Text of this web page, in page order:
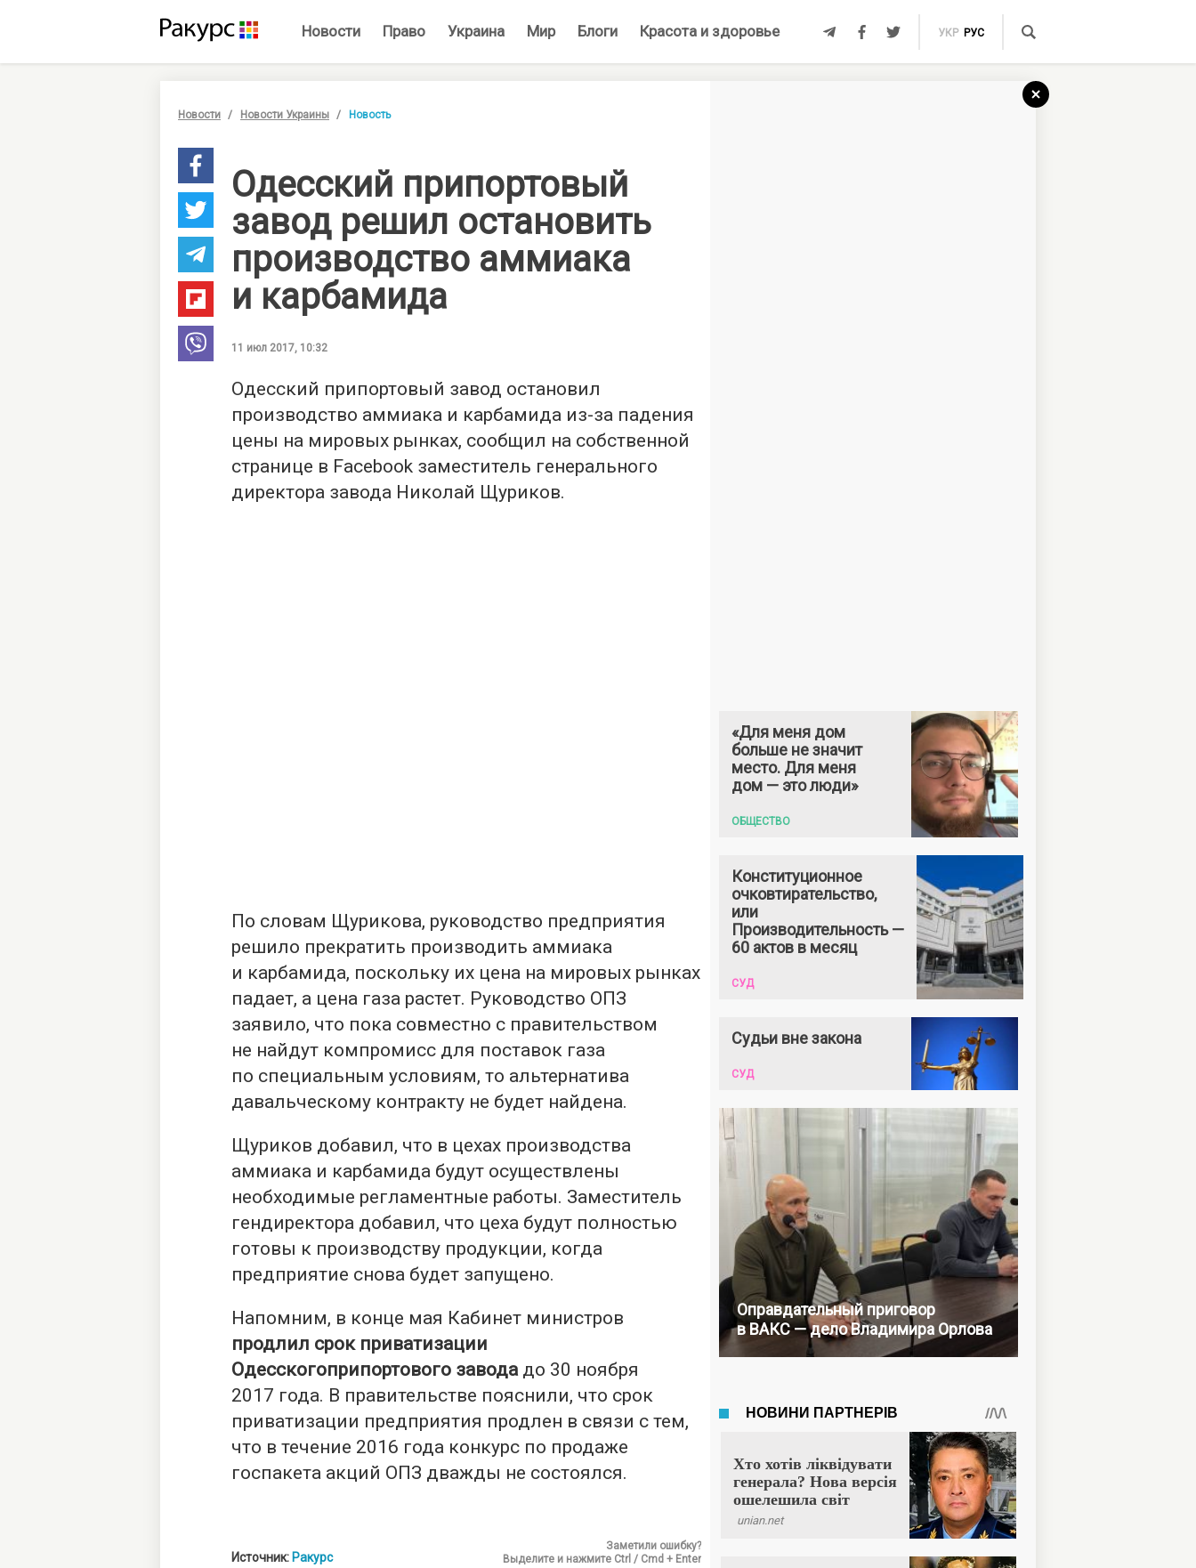
Новости Право Украина Мир Блоги Красота и здоровье УКР РУС
Новости Новости Украины Новость
Одесский припортовый
завод решил остановить
производство аммиака
и карбамида
11 июл 2017, 10:32
Одесский припортовый завод остановил
производство аммиака и карбамида из-за падения
цены на мировых рынках, сообщил на собственной
странице в Facebook заместитель генерального
директора завода Николай Щуриков.
По словам Щурикова, руководство предприятия
решило прекратить производить аммиака
и карбамида, поскольку их цена на мировых рынках
падает, а цена газа растет. Руководство ОПЗ
заявило, что пока совместно с правительством
не найдут компромисс для поставок газа
по специальным условиям, то альтернатива
давальческому контракту не будет найдена.
Щуриков добавил, что в цехах производства
аммиака и карбамида будут осуществлены
необходимые регламентные работы. Заместитель
гендиректора добавил, что цеха будут полностью
готовы к производству продукции, когда
предприятие снова будет запущено.
Напомним, в конце мая Кабинет министров
продлил срок приватизации
Одесскогоприпортового заводадо 30 ноября
2017 года. В правительстве пояснили, что срок
приватизации предприятия продлен в связи с тем,
что в течение 2016 года конкурс по продаже
госпакета акций ОПЗ дважды не состоялся.
Источник: Ракурс
Заметили ошибку?
Выделите и нажмите Ctrl / Cmd + Enter
«Для меня дом
больше не значит
место. Для меня
дом — это люди»
ОБЩЕСТВО
Конституционное
очковтирательство,
или
Производительность —
60 актов в месяц
СУД
Судьи вне закона
СУД
Оправдательный приговор
в ВАКС — дело Владимира Орлова